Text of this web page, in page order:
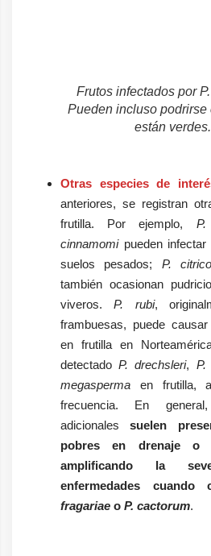
Frutos infectados por
Pueden incluso podrirse
están verdes.
Otras especies de
anteriores, se registran
frutilla. Por ejemplo,
cinnamomipueden infectar
suelos pesados; P.
también ocasionan
viveros.P. rubi,
frambuesas, puede
en frutilla en
detectadoP. drechsleri, P.
megasperma en frutilla,
frecuencia. En
adicionales suelen
pobres en drenaje o
amplificando la
enfermedades cuando
fragariae o P. cactorum.